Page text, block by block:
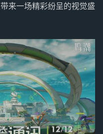
来一场精彩纷呈的视觉盛